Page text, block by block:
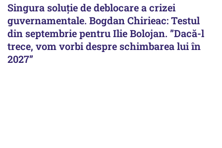
Singura soluție de deblocare a crizei
guvernamentale. Bogdan Chirieac: Testul
din septembrie pentru Ilie Bolojan. ”Dacă-l
trece, vom vorbi despre schimbarea lui în
2027”